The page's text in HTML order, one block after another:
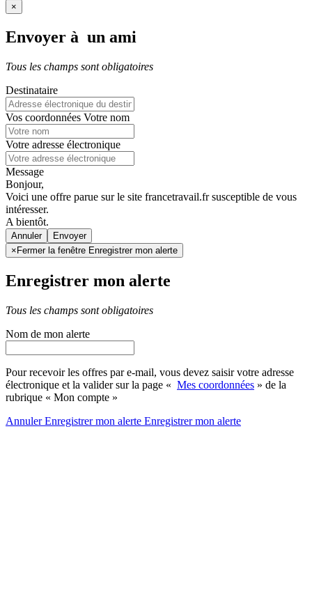
×
Envoyer à un ami
Tous les champs sont obligatoires
Destinataire
Vos coordonnées Votre nom
Votre adresse électronique
Message
Bonjour,
Voici une offre parue sur le site francetravail.fr susceptible de vous
intéresser.
A bientôt.
Annuler
× Fermer la fenêtre Enregistrer mon alerte
Enregistrer mon alerte
Tous les champs sont obligatoires
Nom de mon alerte
Pour recevoir les offres par e-mail, vous devez saisir votre adresse
électronique et la valider sur la page « Mes coordonnées » de la
rubrique « Mon compte »
AnnulerEnregistrer mon alerte Enregistrermon alerte